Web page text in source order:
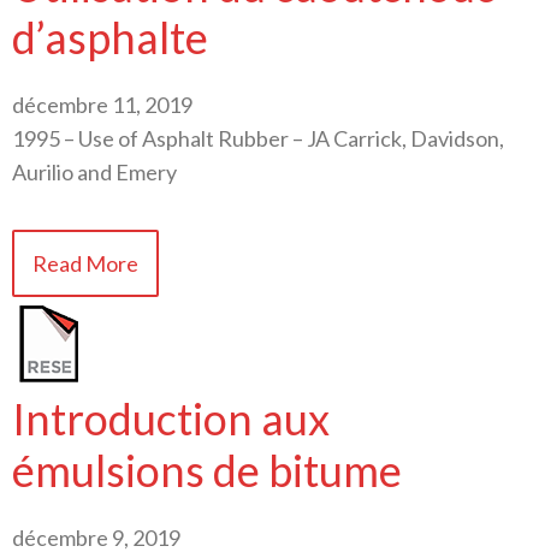
d’asphalte
décembre 11, 2019
1995 – Use of Asphalt Rubber – JA Carrick, Davidson,
Aurilio and Emery
Read More
Introduction aux
émulsions de bitume
décembre 9, 2019